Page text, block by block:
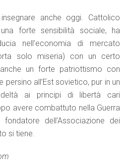
anche oggi. Cattolico
forte sensibilità sociale, ha
nell’economia di mercato
solo miseria) con un certo
un forte patriottismo con
persino all’Est sovietico, pur in un
ai principi di libertà cari
avere combattuto nella Guerra
dell’Associazione dei
si tiene.